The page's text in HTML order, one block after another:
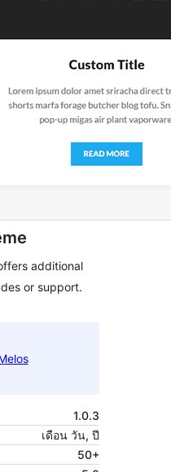
additional
or support.
1.0.3
เดือน วัน, ปี
50+